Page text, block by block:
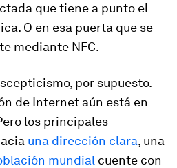
que tiene a punto el
O en esa puerta que se
mediante NFC.
por supuesto.
de Internet aún está en
los principales
una dirección clara, una
mundial cuente con